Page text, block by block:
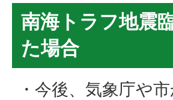
南海トラフ地震
た場合
・今後、気象庁や